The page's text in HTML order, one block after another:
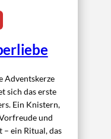
Adventskerze
sich das erste
Ein Knistern,
und
ein Ritual, das